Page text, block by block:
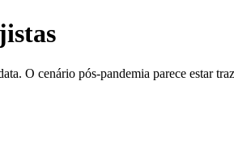
O cenário pós-pandemia parece estar